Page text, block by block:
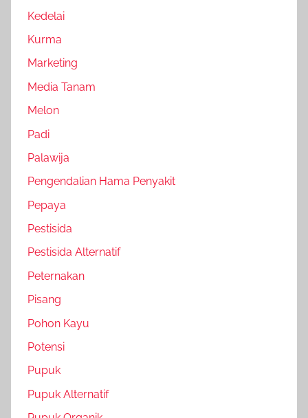
Kedelai
Kurma
Marketing
Media Tanam
Melon
Padi
Palawija
Pengendalian Hama Penyakit
Pepaya
Pestisida
Pestisida Alternatif
Peternakan
Pisang
Pohon Kayu
Potensi
Pupuk
Pupuk Alternatif